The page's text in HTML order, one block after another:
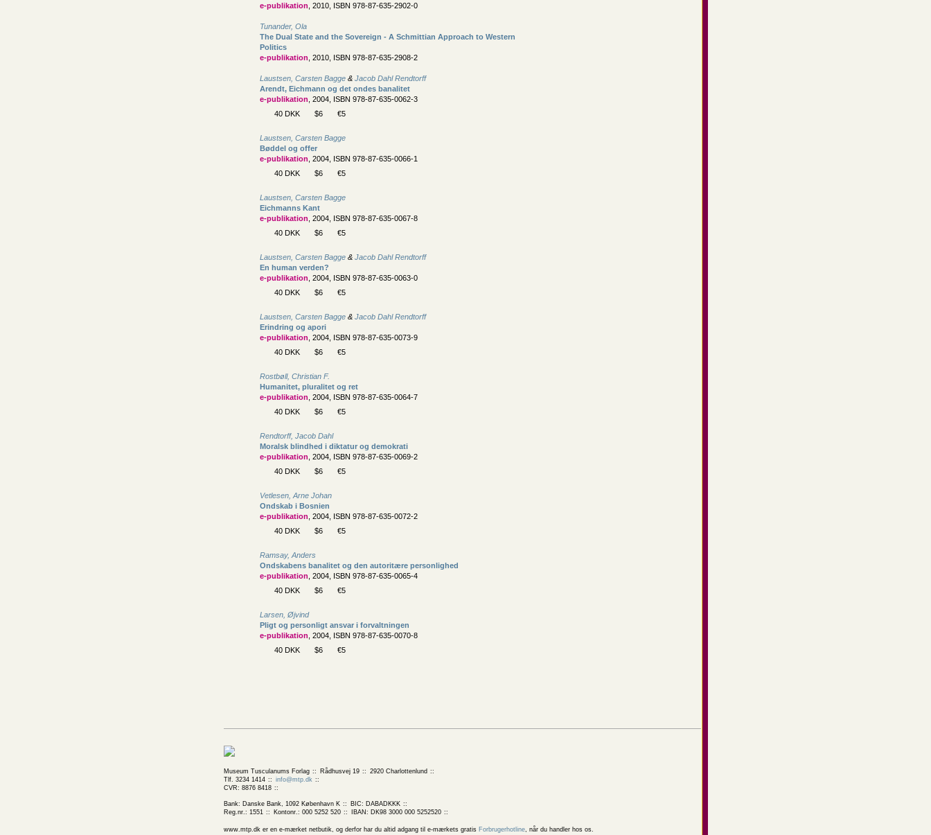
e-publikation , 2010, ISBN 978-87-635-2902-0
Tunander, Ola
The Dual State and the Sovereign - A Schmittian Approach to Western
Politics
e-publikation , 2010, ISBN 978-87-635-2908-2
Laustsen, Carsten Bagge & Jacob Dahl Rendtorff
Arendt, Eichmann og det ondes banalitet
e-publikation , 2004, ISBN 978-87-635-0062-3
40 DKK
$6 €5
Laustsen, Carsten Bagge
Bøddel og offer
e-publikation , 2004, ISBN 978-87-635-0066-1
40 DKK
$6 €5
Laustsen, Carsten Bagge
Eichmanns Kant
e-publikation , 2004, ISBN 978-87-635-0067-8
40 DKK
$6 €5
Laustsen, Carsten Bagge & Jacob Dahl Rendtorff
En human verden?
e-publikation , 2004, ISBN 978-87-635-0063-0
40 DKK
$6 €5
Laustsen, Carsten Bagge & Jacob Dahl Rendtorff
Erindring og apori
e-publikation , 2004, ISBN 978-87-635-0073-9
40 DKK
$6 €5
Rostbøll, Christian F.
Humanitet, pluralitet og ret
e-publikation , 2004, ISBN 978-87-635-0064-7
40 DKK
$6 €5
Rendtorff, Jacob Dahl
Moralsk blindhed i diktatur og demokrati
e-publikation , 2004, ISBN 978-87-635-0069-2
40 DKK
$6 €5
Vetlesen, Arne Johan
Ondskab i Bosnien
e-publikation , 2004, ISBN 978-87-635-0072-2
40 DKK
$6 €5
Ramsay, Anders
Ondskabens banalitet og den autoritære personlighed
e-publikation , 2004, ISBN 978-87-635-0065-4
40 DKK
$6 €5
Larsen, Øjvind
Pligt og personligt ansvar i forvaltningen
e-publikation , 2004, ISBN 978-87-635-0070-8
40 DKK
$6 €5
Museum Tusculanums Forlag Rådhusvej 19
2920 Charlottenlund
Tlf. 3234 1414
info@mtp.dk
CVR: 8876 8418
Bank: Danske Bank, 1092 København K
BIC: DABADKKK
Reg.nr.: 1551
Kontonr.: 000 5252 520 IBAN: DK98 3000 000 5252520
www.mtp.dk er en e-mærket netbutik, og derfor har du altid adgang til e-mærkets gratis Forbrugerhotline, når du handler hos os.